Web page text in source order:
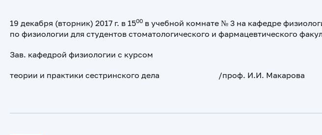
19 декабря (вторник) 2017 г. в 1500 в учебной комнате № 3 на кафедре
по физиологии для студентов стоматологического и фармацевтического
Зав. кафедрой физиологии с курсом
теории и практики сестринского дела /проф. И.И. Макарова